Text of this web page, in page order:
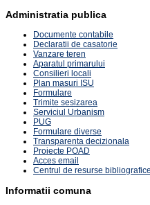
Administratia publica
Documente contabile
Declaratii de casatorie
Vanzare teren
Aparatul primarului
Consilieri locali
Plan masuri ISU
Formulare
Trimite sesizarea
Serviciul Urbanism
PUG
Formulare diverse
Transparenta decizionala
Proiecte POAD
Acces email
Centrul de resurse
Informatii comuna